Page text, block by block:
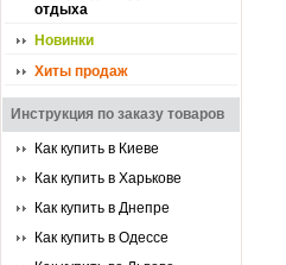
отдыха
Новинки
Хиты продаж
Инструкция по заказу товаров
Как купить в Киеве
Как купить в Харькове
Как купить в Днепре
Как купить в Одессе